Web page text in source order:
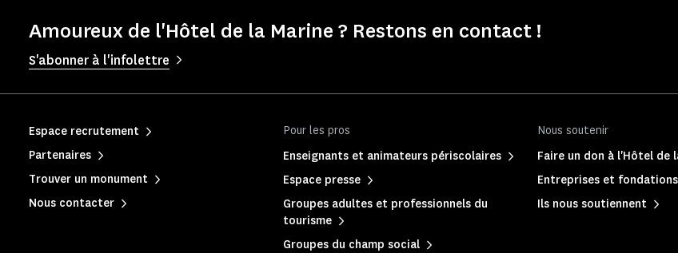
Amoureux de l'Hôtel de la Marine ? Restons en contact !
S'abonner à l'infolettre
Pour les pros
Enseignants et animateurs périscolaires
Espace presse
Groupes adultes et professionnels du
tourisme
Groupes du champ social
Nous soutenir
Faire un don à l'Hôtel de
Entreprises et fondations
Ils nous soutiennent
Espace recrutement
Partenaires
Trouver un monument
Nous contacter